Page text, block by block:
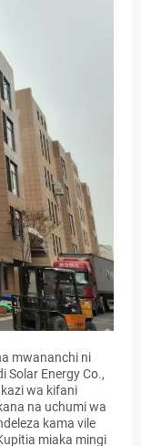
mwananchi ni
Solar Energy Co.,
wa kifani
na uchumi wa
kama vile
miaka mingi